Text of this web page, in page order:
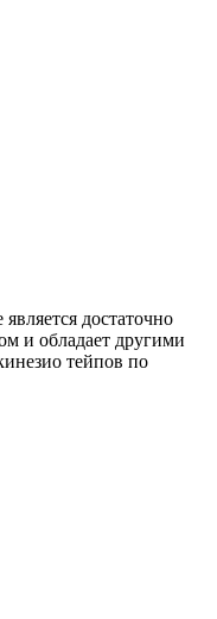
достаточно
и обладает другими
тейпов по